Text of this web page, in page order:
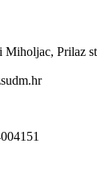
Miholjac, Prilaz